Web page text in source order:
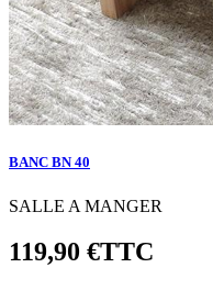
BANC BN 40
SALLE A MANGER
119,90 €TTC